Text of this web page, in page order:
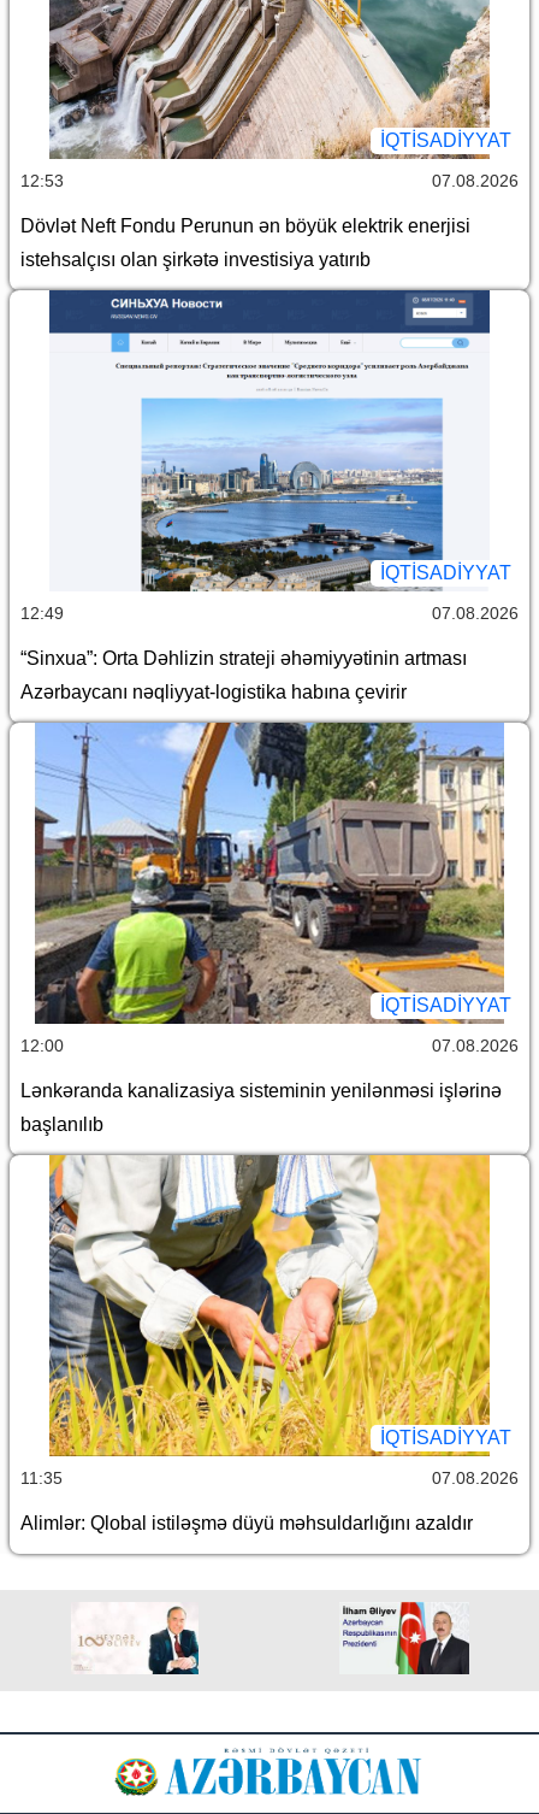
İQTİSADİYYAT
12:53 07.08.2026
Dövlət Neft Fondu Perunun ən böyük elektrik enerjisi
istehsalçısı olan şirkətə investisiya yatırıb
İQTİSADİYYAT
12:49 07.08.2026
“Sinxua”: Orta Dəhlizin strateji əhəmiyyətinin artması
Azərbaycanı nəqliyyat-logistika habına çevirir
İQTİSADİYYAT
12:00 07.08.2026
Lənkəranda kanalizasiya sisteminin yenilənməsi işlərinə
başlanılıb
İQTİSADİYYAT
11:35 07.08.2026
Alimlər: Qlobal istiləşmə düyü məhsuldarlığını azaldır